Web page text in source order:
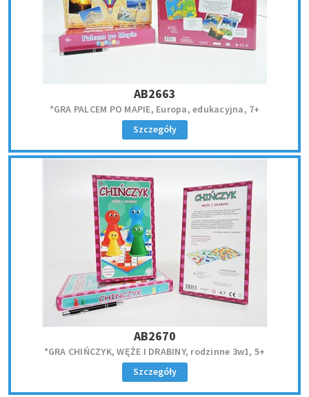
AB2663
*GRA PALCEM PO MAPIE, Europa, edukacyjna, 7+
Szczegóły
AB2670
*GRA CHIŃCZYK, WĘŻE I DRABINY, rodzinne 3w1, 5+
Szczegóły